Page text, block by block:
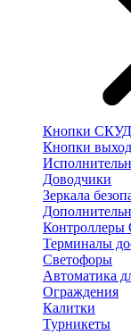
Кнопки СКУД
Кнопки
Доводчики
Зеркала
Терминалы
Светофоры
Автоматика
Ограждения
Калитки
Турникеты